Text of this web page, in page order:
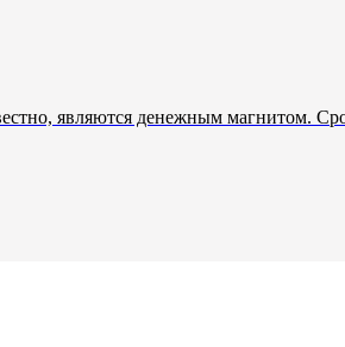
являются денежным магнитом.